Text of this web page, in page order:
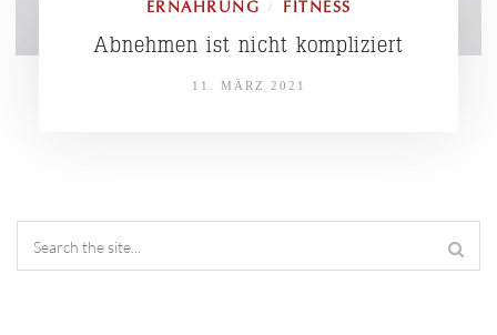
ERNÄHRUNG / FITNESS
Abnehmen ist nicht kompliziert
11. MÄRZ 2021